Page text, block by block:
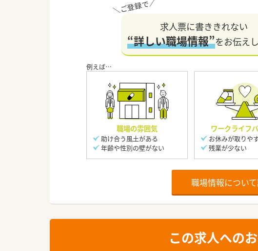
求人票に書ききれない
“詳しい職場情報”をお伝え
職場の雰囲気
助け合う風土がある
年齢や性別の壁がない
ワークライフ
お休みが取りや
残業が少ない
職場情報につい
この求人への